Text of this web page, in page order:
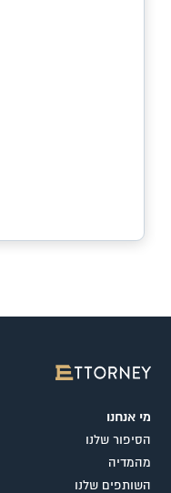
מי אנחנו
הסיפור שלנו
מהמדיה
השותפים שלנו